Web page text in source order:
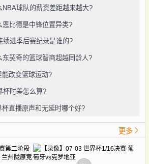
NBA球队的薪资差距越来越大?
恩比德是中锋位置异类?
续进季后赛纪录是谁的?
东契奇的篮球智商超越同龄人?
能改变篮球运动?
杯时差怎么算?
杯直播原声和无延时哪个好?
更多